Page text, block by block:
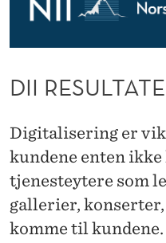
L
T
T
E
R
2
E
Y
S
D
Bransjer
DII
Digitalisering er
kundene enten
tjenesteytere som
gallerier, konserter,
komme til kundene.